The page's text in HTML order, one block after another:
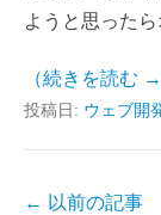
ようと思ったら
（続きを読む →
投稿日: ウェブ開
投
← 以前の記事